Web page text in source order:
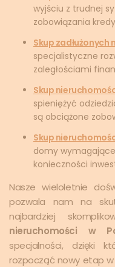
wyjściu z trudnej
zobowiązania
Skup zadłużonych
specjalistyczne
zaległościami
Skup
spieniężyć
są obciążone
Skup
domy
konieczności
Nasze wieloletnie
pozwala nam na
najbardziej
nieruchomości w
specjalności, dzięki
rozpocząć nowy etap